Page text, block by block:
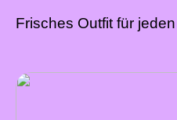
Frisches Outfit für